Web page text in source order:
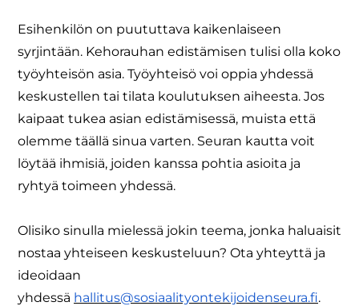
Esihenkilön on puututtava kaikenlaiseen
syrjintään. Kehorauhan edistämisen tulisi olla koko
työyhteisön asia. Työyhteisö voi oppia yhdessä
keskustellen tai tilata koulutuksen aiheesta. Jos
kaipaat tukea asian edistämisessä, muista että
olemme täällä sinua varten. Seuran kautta voit
löytää ihmisiä, joiden kanssa pohtia asioita ja
ryhtyä toimeen yhdessä.
Olisiko sinulla mielessä jokin teema, jonka haluaisit
nostaa yhteiseen keskusteluun? Ota yhteyttä ja
ideoidaan
yhdessä hallitus@sosiaalityontekijoidenseura.fi.